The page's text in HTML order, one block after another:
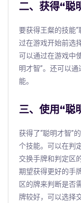
二、获得“聪
要获得王粲的技能
过在游戏开始前选
可以通过在游戏中
明才智”。还可以
能。
三、使用“聪
获得了“聪明才智”
个技能。可以在判
交换手牌和判定区
期望获得更好的手
区的牌来判断是否
牌较好，可以选择